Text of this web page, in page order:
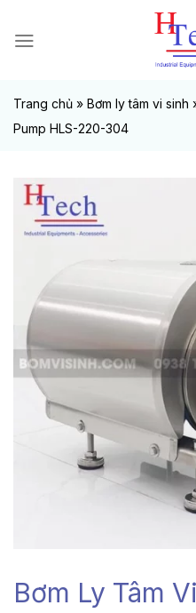
đến
Trang chủ » Bơm ly tâm vi sinh
Pump HLS-220-304
Bơm Ly Tâm